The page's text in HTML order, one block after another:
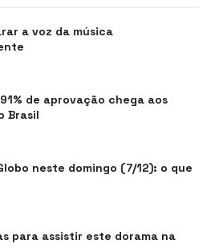
a voz da música
de aprovação chega aos
Brasil
neste domingo (7/12): o que
para assistir este dorama na